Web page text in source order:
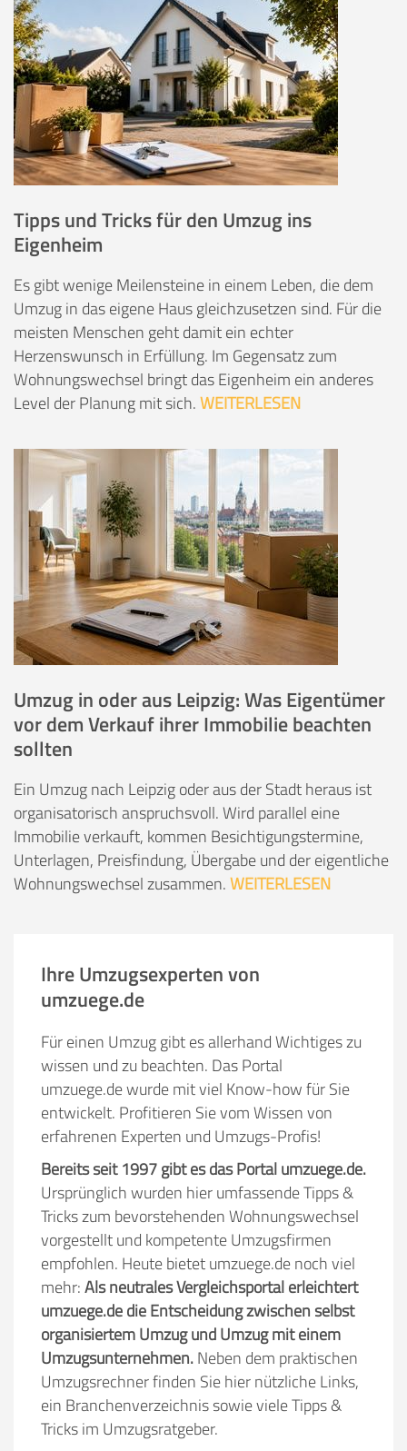
Tipps und Tricks für den Umzug ins
Eigenheim
Es gibt wenige Meilensteine in einem Leben, die dem
Umzug in das eigene Haus gleichzusetzen sind. Für die
meisten Menschen geht damit ein echter
Herzenswunsch in Erfüllung. Im Gegensatz zum
Wohnungswechsel bringt das Eigenheim ein anderes
Level der Planung mit sich.WEITERLESEN
Umzug in oder aus Leipzig: Was Eigentümer
vor dem Verkauf ihrer Immobilie beachten
sollten
Ein Umzug nach Leipzig oder aus der Stadt heraus ist
organisatorisch anspruchsvoll. Wird parallel eine
Immobilie verkauft, kommen Besichtigungstermine,
Unterlagen, Preisfindung, Übergabe und der eigentliche
Wohnungswechsel zusammen.WEITERLESEN
Ihre Umzugsexperten von
umzuege.de
Für einen Umzug gibt es allerhand Wichtiges zu
wissen und zu beachten. Das Portal
umzuege.de wurde mit viel Know-how für Sie
entwickelt. Profitieren Sie vom Wissen von
erfahrenen Experten und Umzugs-Profis!
Bereits seit 1997 gibt es das Portal umzuege.de.
Ursprünglich wurden hier umfassende Tipps &
Tricks zum bevorstehenden Wohnungswechsel
vorgestellt und kompetente Umzugsfirmen
empfohlen. Heute bietet umzuege.de noch viel
mehr:Als neutrales Vergleichsportal erleichtert
umzuege.de die Entscheidung zwischen selbst
organisiertem Umzug und Umzug mit einem
Umzugsunternehmen.Neben dem praktischen
Umzugsrechner finden Sie hier nützliche Links,
ein Branchenverzeichnis sowie viele Tipps &
Tricks im Umzugsratgeber.